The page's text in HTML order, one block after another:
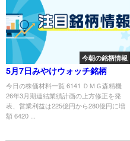
今朝の銘柄情報
5月7日みやけウォッチ銘柄
今日の株価材料一覧 6141 ＤＭＧ森精機
26年3月期連結業績計画の上方修正を発
表、営業利益は225億円から280億円に増
額 6420 ...